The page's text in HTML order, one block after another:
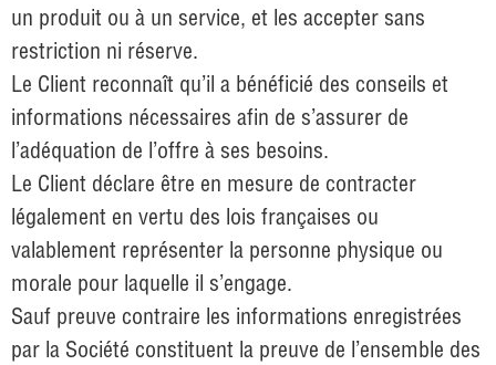
un produit ou à un service, et les accepter sans
restriction ni réserve.
Le Client reconnaît qu’il a bénéficié des conseils et
informations nécessaires afin de s’assurer de
l’adéquation de l’offre à ses besoins.
Le Client déclare être en mesure de contracter
légalement en vertu des lois françaises ou
valablement représenter la personne physique ou
morale pour laquelle il s’engage.
Sauf preuve contraire les informations enregistrées
par la Société constituent la preuve de l’ensemble des